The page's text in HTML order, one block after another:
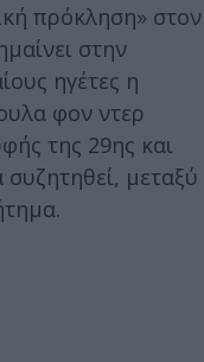
πρόκληση» στον
στην
ηγέτες η
φον ντερ
της 29ης και
μεταξύ